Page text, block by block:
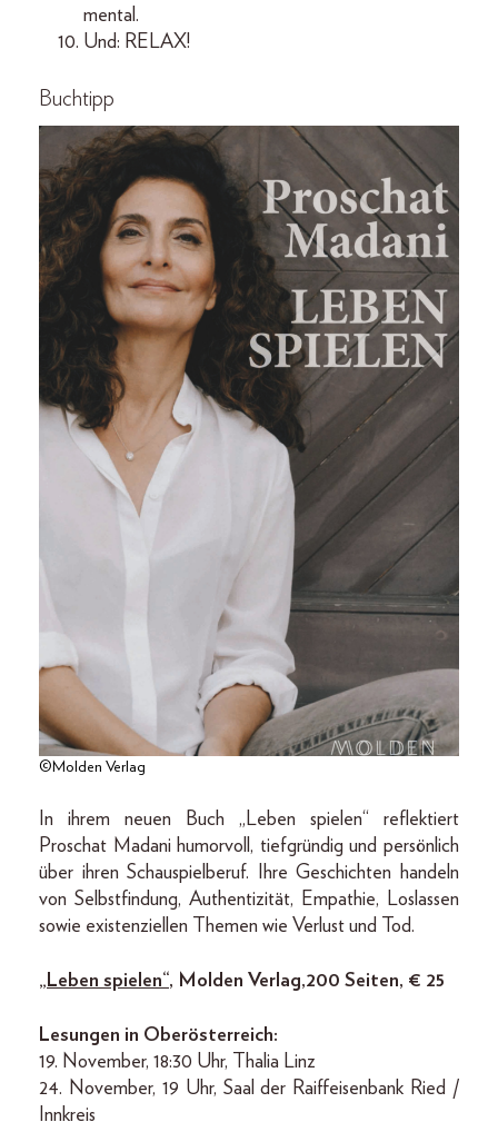
mental.
Und: RELAX!
Buchtipp
©Molden Verlag
In ihrem neuen Buch „Leben spielen“ reflektiert
Proschat Madani humorvoll, tiefgründig und persönlich
über ihren Schauspielberuf. Ihre Geschichten handeln
von Selbstfindung, Authentizität, Empathie, Loslassen
sowie existenziellen Themen wie Verlust und Tod.
„Leben spielen“, Molden Verlag, 200 Seiten, € 25
Lesungen in Oberösterreich:
19. November, 18:30 Uhr, Thalia Linz
24. November, 19 Uhr, Saal der Raiffeisenbank Ried /
Innkreis